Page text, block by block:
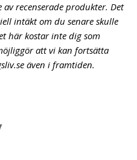
recenserade produkter. Det
intäkt om du senare skulle
här kostar inte dig som
att vi kan fortsätta
även i framtiden.